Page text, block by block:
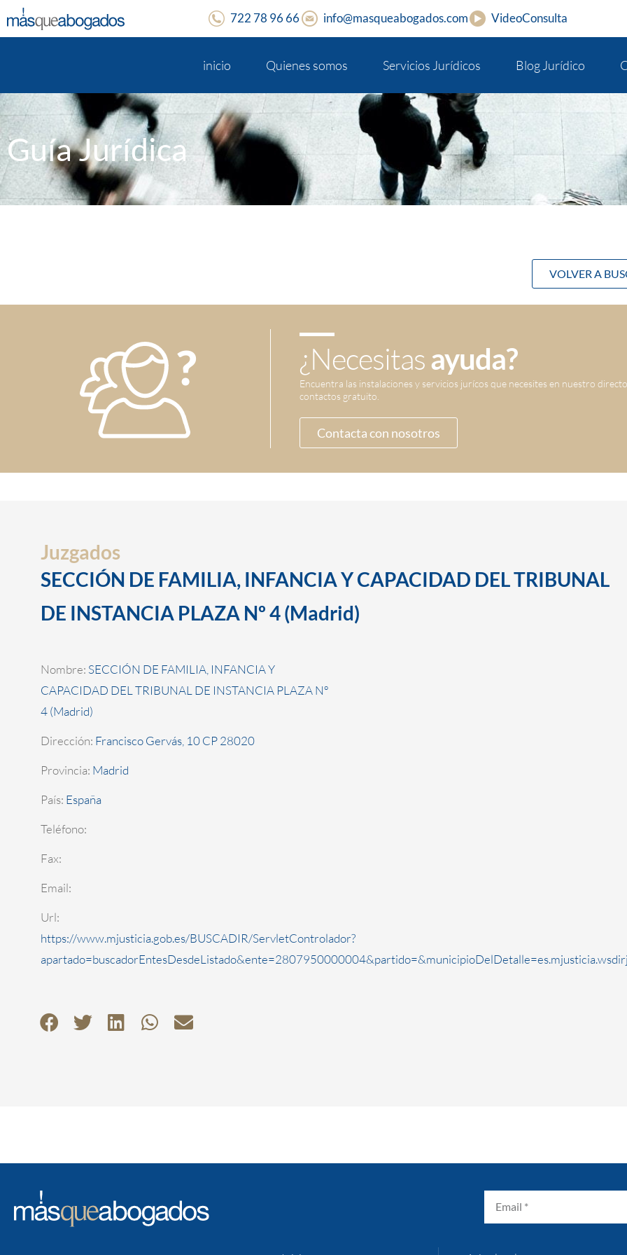
722 78 96 66 info@masqueabogados.com VideoConsulta
inicio Quienes somos Servicios Jurídicos Blog Jurídico
Guía Jurídica
VOLVER A
¿Necesitasayuda?
Encuentra las instalaciones y servicios jurícos que necesites en nuestro
contactos gratuito.
Contacta con nosotros
Juzgados
SECCIÓN DE FAMILIA, INFANCIA Y CAPACIDAD DEL TRIBUNAL
DE INSTANCIA PLAZA Nº 4 (Madrid)
Nombre: SECCIÓN DE FAMILIA, INFANCIA Y
CAPACIDAD DEL TRIBUNAL DE INSTANCIA PLAZA Nº
4 (Madrid)
Dirección: Francisco Gervás, 10 CP 28020
Provincia: Madrid
País: España
Teléfono:
Fax:
Email:
Url:
https://www.mjusticia.gob.es/BUSCADIR/ServletControlador?